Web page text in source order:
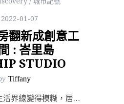
2022-01-07
翻新成創意工
: 峇里島
STUDIO
Tiffany
當工作與家庭生活界線變得模糊，居家工作的問題逐漸浮現，有些人家中沒有合適的環境與氛圍，有些因為缺乏社...